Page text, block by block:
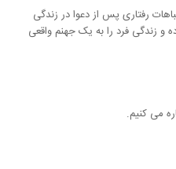
رفتاری پس از دعوا در زندگی
و زندگی فرد را به یک جهنم واقعی
می کنیم.